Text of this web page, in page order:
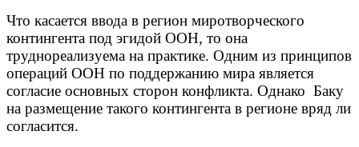
Что касается ввода в регион миротворческого
контингента под эгидой ООН, то она
труднореализуема на практике. Одним из принципов
операций ООН по поддержанию мира является
согласие основных сторон конфликта. Однако Баку
на размещение такого контингента в регионе вряд ли
согласится.